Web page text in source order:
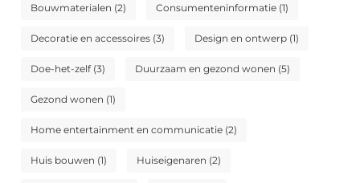
Bouwmaterialen (2) Consumenteninformatie (1)
Decoratie en accessoires (3) Design en ontwerp (1)
Doe-het-zelf(3) Duurzaam en gezond wonen (5)
Gezond wonen (1)
Home entertainment en communicatie (2)
Huis bouwen (1) Huiseigenaren (2)